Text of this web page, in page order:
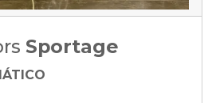
Sportage